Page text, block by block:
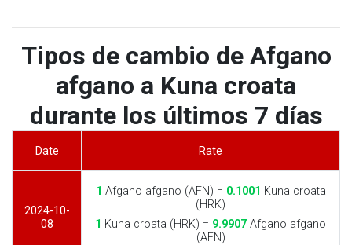
Tipos de cambio de Afgano
afgano a Kuna croata
durante los últimos 7 días
Date Rate
2024-10-
08
1 Afgano afgano (AFN) = 0.1001 Kuna croata
(HRK)
1 Kuna croata (HRK) = 9.9907 Afgano afgano
(AFN)